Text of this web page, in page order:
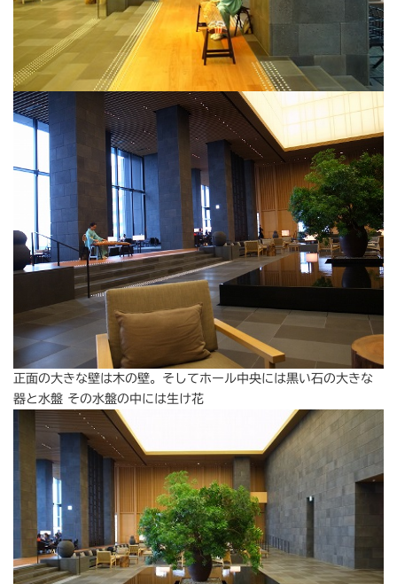
正面の大きな壁は木の壁。そしてホール中央には黒い石の大きな
器と水盤 その水盤の中には生け花